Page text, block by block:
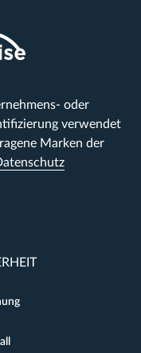
oder
verwendet
Marken der